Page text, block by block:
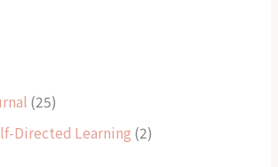
(25)
Directed Learning (2)